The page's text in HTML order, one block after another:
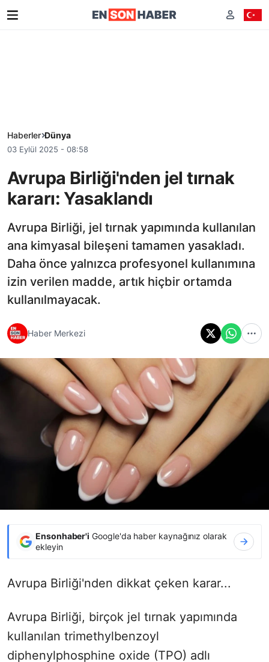
Haberler Dünya
03 Eylül 2025 - 08:58
Avrupa Birliği'nden jel tırnak
kararı: Yasaklandı
Avrupa Birliği, jel tırnak yapımında kullanılan
ana kimyasal bileşeni tamamen yasakladı.
Daha önce yalnızca profesyonel kullanımına
izin verilen madde, artık hiçbir ortamda
kullanılmayacak.
Haber Merkezi
Ensonhaber'i Google'da haber kaynağınız olarak
ekleyin
Avrupa Birliği'nden dikkat çeken karar...
Avrupa Birliği, birçok jel tırnak yapımında
kullanılan trimethylbenzoyl
diphenylphosphine oxide (TPO) adlı